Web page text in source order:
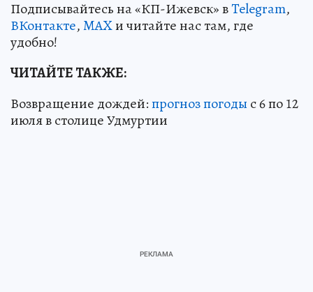
Подписывайтесь на «КП-Ижевск» вTelegram,
ВКонтакте,MAXи читайте нас там, где
удобно!
ЧИТАЙТЕ ТАКЖЕ:
Возвращение дождей:прогноз погоды с 6 по 12
июля в столице Удмуртии